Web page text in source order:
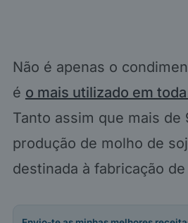
Não é apenas o
é o mais utilizado em
Tanto assim que mais de
produção de molho de
destinada à fabricação